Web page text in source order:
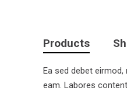
Products
Ea sed debet
eam. Labores